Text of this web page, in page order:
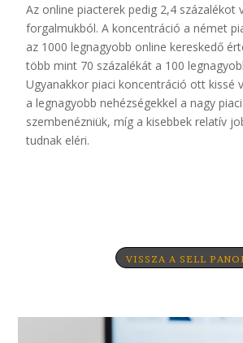
Az online piacterek pedig 2,4 százalékot
forgalmukból. A koncentráció a német
az 1000 legnagyobb online kereskedő
több mint 70 százalékát a 100
Ugyanakkor piaci koncentráció ott kissé
a legnagyobb nehézségekkel a nagy
szembenézniük, míg a kisebbek relatív
tudnak eléri.
VISSZA A SELL